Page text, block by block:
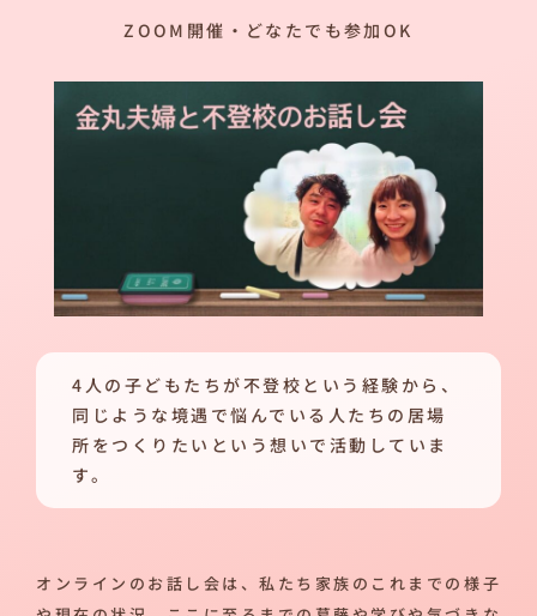
ZOOM開催・どなたでも参加OK
4人の子どもたちが不登校という経験から、
同じような境遇で悩んでいる人たちの居場
所をつくりたいという想いで活動していま
す。
オンラインのお話し会は、私たち家族のこれまでの様子